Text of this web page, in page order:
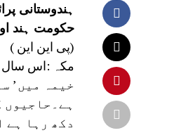
ہندوستانی
حکومت ہند
(پی این این )
خیمہ میں ’
ہے۔حاجیوں
دکھ رہا ہے